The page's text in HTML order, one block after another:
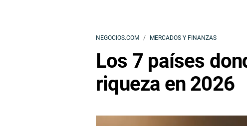
NEGOCIOS.COM MERCADOS Y FINANZAS
Los 7 países
riqueza en 2026